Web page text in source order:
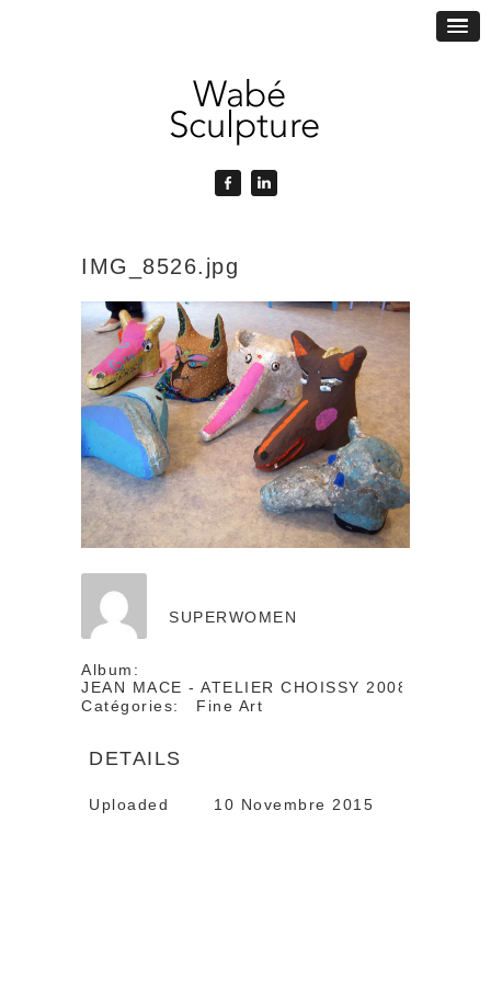
IMG_8526.jpg
SUPERWOMEN
Album:
JEAN MACE - ATELIER CHOISSY 2008
Catégories:
Fine Art
DETAILS
Uploaded 10 Novembre 2015